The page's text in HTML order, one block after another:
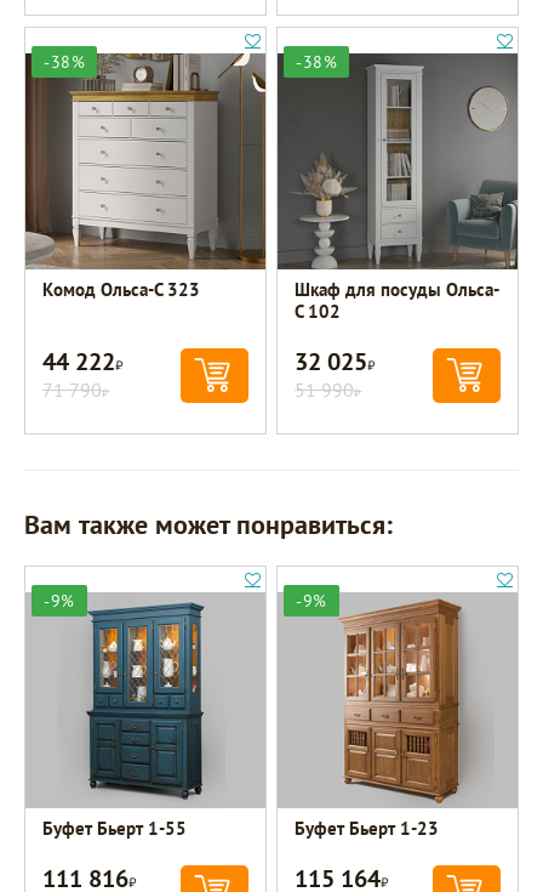
-38%
Комод Ольса-С 323
44 222Р
71 790Р
-38%
Шкаф для посуды Ольса-
С 102
32 025Р
51 990Р
Вам также может понравиться:
-9%
Буфет Бьерт 1-55
111 816Р
-9%
Буфет Бьерт 1-23
115 164Р